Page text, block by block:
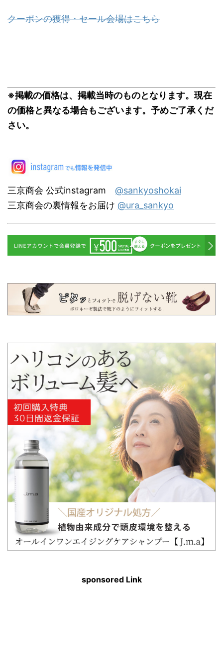
クーポンの獲得・セール会場はこちら
※掲載の価格は、掲載当時のものとなります。現在
の価格と異なる場合もございます。予めご了承くだ
さい。
三京商会 公式instagram @sankyoshokai
三京商会の裏情報をお届け @ura_sankyo
sponsored Link